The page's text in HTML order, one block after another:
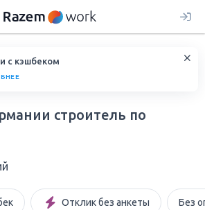
с кэшбеком
строитель по
Отклик без анкеты Без